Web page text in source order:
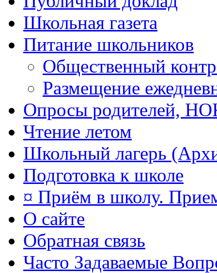
Школьная газета
Питание школьников
Общественный
Размещение
Опросы родителей,
Чтение летом
Школьный лагерь
Подготовка к школе
¤ Приём в школу.
О сайте
Обратная связь
Часто Задаваемые